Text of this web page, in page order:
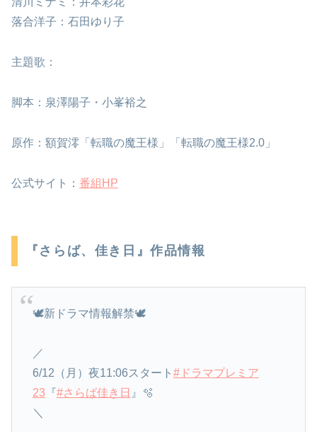
落合洋子：石田ゆり子
主題歌：
脚本：泉澤陽子・小峯裕之
原作：額賀澪「転職の魔王様」「転職の魔王様2.0」
公式サイト： 番組HP
『さらば、佳き日』作品情報
🕊新ドラマ情報解禁🕊
／
6/12（月）夜11:06スタート #ドラマプレミア
23 『#さらば佳き日 』🫧
＼